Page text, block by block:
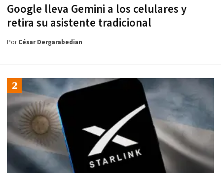
Google lleva Gemini a los celulares y
retira su asistente tradicional
PorCésar Dergarabedian